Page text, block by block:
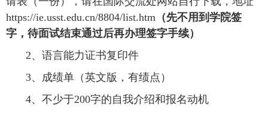
https://ie.usst.edu.cn/8804/list.htm （先不用到学院签
字，待面试结束通过后再办理签字手续）
2、语言能力证书复印件
3、成绩单（英文版，有绩点）
4、不少于200字的自我介绍和报名动机